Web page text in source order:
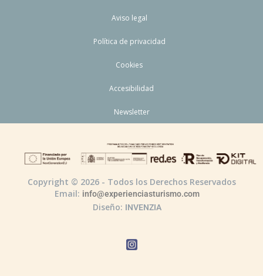
Aviso legal
Política de privacidad
Cookies
Accesibilidad
Newsletter
Copyright © 2026 - Todos los Derechos Reservados
Email: info@experienciasturismo.com
Diseño: INVENZIA